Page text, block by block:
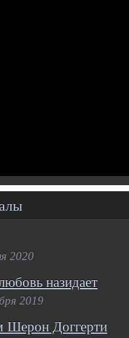
2020
назидает
2019
Шерон Доггерти